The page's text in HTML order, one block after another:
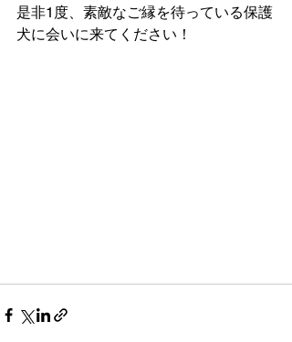
是非1度、素敵なご縁を待っている保護
犬に会いに来てください！